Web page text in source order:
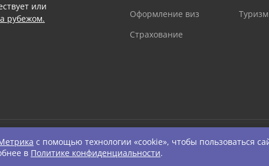
или
рубежом.
Оформление виз
Страхование
rights Reserved.с помощью технологии «cookie», чтобы пользоваться
в Политике конфиденциальности.